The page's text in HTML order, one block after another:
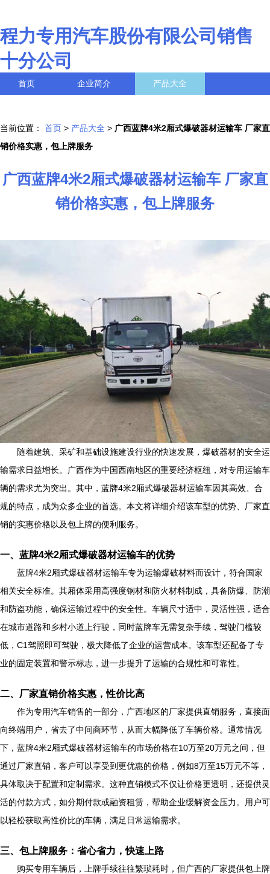
程力专用汽车股份有限公司销售
十分公司
首页 企业简介 产品大全
当前位置： 首页 > 产品大全 > 广西蓝牌4米2厢式爆破器材运输车 厂家直
销价格实惠，包上牌服务
广西蓝牌4米2厢式爆破器材运输车 厂家直
销价格实惠，包上牌服务
随着建筑、采矿和基础设施建设行业的快速发展，爆破器材的安全运
输需求日益增长。广西作为中国西南地区的重要经济枢纽，对专用运输车
辆的需求尤为突出。其中，蓝牌4米2厢式爆破器材运输车因其高效、合
规的特点，成为众多企业的首选。本文将详细介绍该车型的优势、厂家直
销的实惠价格以及包上牌的便利服务。
一、蓝牌4米2厢式爆破器材运输车的优势
蓝牌4米2厢式爆破器材运输车专为运输爆破材料而设计，符合国家
相关安全标准。其厢体采用高强度钢材和防火材料制成，具备防爆、防潮
和防盗功能，确保运输过程中的安全性。车辆尺寸适中，灵活性强，适合
在城市道路和乡村小道上行驶，同时蓝牌车无需复杂手续，驾驶门槛较
低，C1驾照即可驾驶，极大降低了企业的运营成本。该车型还配备了专
业的固定装置和警示标志，进一步提升了运输的合规性和可靠性。
二、厂家直销价格实惠，性价比高
作为专用汽车销售的一部分，广西地区的厂家提供直销服务，直接面
向终端用户，省去了中间商环节，从而大幅降低了车辆价格。通常情况
下，蓝牌4米2厢式爆破器材运输车的市场价格在10万至20万元之间，但
通过厂家直销，客户可以享受到更优惠的价格，例如8万至15万元不等，
具体取决于配置和定制需求。这种直销模式不仅让价格更透明，还提供灵
活的付款方式，如分期付款或融资租赁，帮助企业缓解资金压力。用户可
以轻松获取高性价比的车辆，满足日常运输需求。
三、包上牌服务：省心省力，快速上路
购买专用车辆后，上牌手续往往繁琐耗时，但广西的厂家提供包上牌